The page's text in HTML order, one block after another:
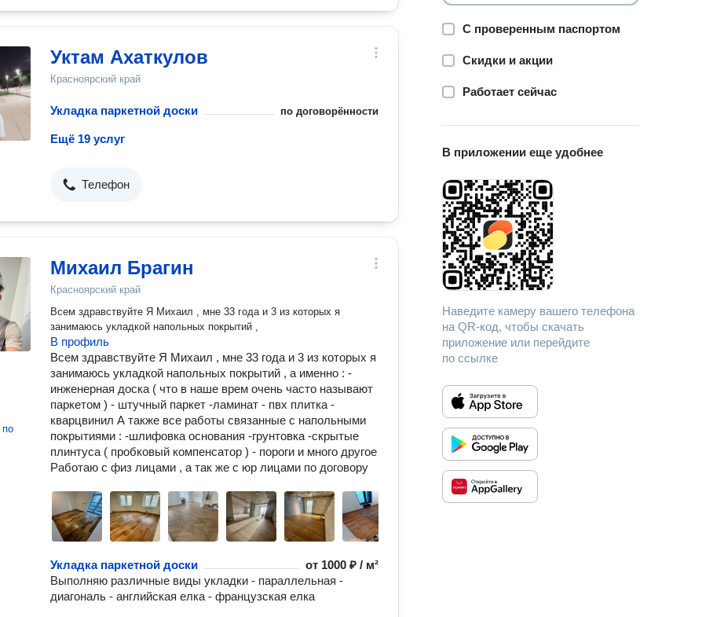
Уктам Ахаткулов
Красноярский край
Укладка паркетной доски по договорённости
Ещё 19 услуг
Телефон
по
Михаил Брагин
Красноярский край
Всем здравствуйте Я Михаил , мне 33 года и 3 из которых я
занимаюсь укладкой напольных покрытий ,
В профиль
Всем здравствуйте Я Михаил , мне 33 года и 3 из которых я
занимаюсь укладкой напольных покрытий , а именно : -
инженерная доска ( что в наше врем очень часто называют
паркетом ) - штучный паркет -ламинат - пвх плитка -
кварцвинил А также все работы связанные с напольными
покрытиями : -шлифовка основания -грунтовка -скрытые
плинтуса ( пробковый компенсатор ) - пороги и много другое
Работаю с физ лицами , а так же с юр лицами по договору
Укладка паркетной доски от 1000 ₽ / м²
Выполняю различные виды укладки - параллельная -
диагональ - английская елка - французская елка
С проверенным паспортом
Скидки и акции
Работает сейчас
В приложении еще удобнее
Наведите камеру вашего телефона
на QR-код, чтобы скачать
приложение или перейдите
по ссылке